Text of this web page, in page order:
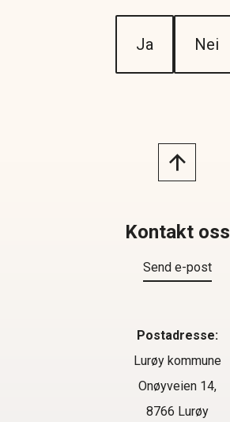
Ja Nei
Kontakt oss
Send e-post
Postadresse:
Lurøy kommune
Onøyveien 14,
8766 Lurøy